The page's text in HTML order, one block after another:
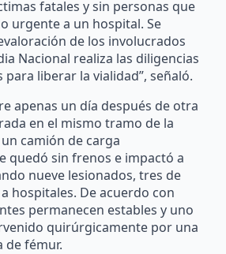
fatales y sin personas que
urgente a un hospital. Se
de los involucrados
Nacional realiza las diligencias
liberar la vialidad”, señaló.
apenas un día después de otra
en el mismo tramo de la
camión de carga
quedó sin frenos e impactó a
nueve lesionados, tres de
hospitales. De acuerdo con
permanecen estables y uno
quirúrgicamente por una
de fémur.